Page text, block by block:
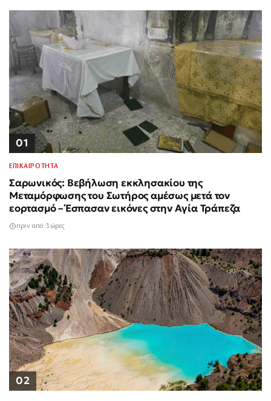
01
ΕΠΙΚΑΙΡΟΤΗΤΑ
Σαρωνικός: Βεβήλωση εκκλησακίου της
Μεταμόρφωσης του Σωτήρος αμέσως μετά τον
εορτασμό – Έσπασαν εικόνες στην Αγία Τράπεζα
πριν από 3 ώρες
02